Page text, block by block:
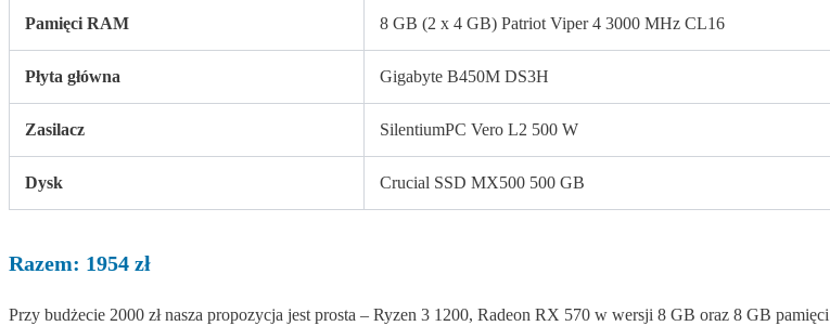
Pamięci RAM 8 GB (2 x 4 GB) Patriot Viper 4 3000 MHz CL16
Płyta główna Gigabyte B450M DS3H
Zasilacz SilentiumPC Vero L2 500 W
Dysk Crucial SSD MX500 500 GB
Razem: 1954 zł
Przy budżecie 2000 zł nasza propozycja jest prosta – Ryzen 3 1200, Radeon RX 570 w wersji 8 GB oraz 8 GB